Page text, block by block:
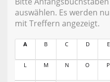
auswählen. Es werden
mit Treffern angezeigt.
A B C D E
L M N O P